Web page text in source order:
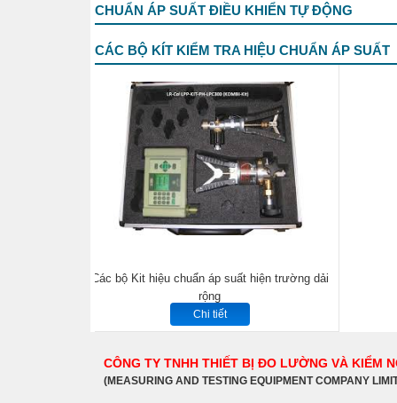
CHUẨN ÁP SUẤT ĐIỀU KHIỂN TỰ ĐỘNG
CÁC BỘ KÍT KIỂM TRA HIỆU CHUẨN ÁP SUẤT
Các bộ Kit hiệu chuẩn áp suất hiện trường dải
rộng
Chi tiết
CÔNG TY TNHH THIẾT BỊ ĐO LƯỜNG VÀ KIỂM
(MEASURING AND TESTING EQUIPMENT COMPANY